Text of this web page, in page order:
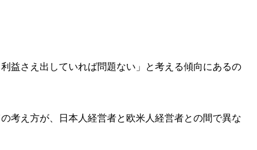
益さえ出していれば問題ない」と考える傾向にあるの
考え方が、日本人経営者と欧米人経営者との間で異な